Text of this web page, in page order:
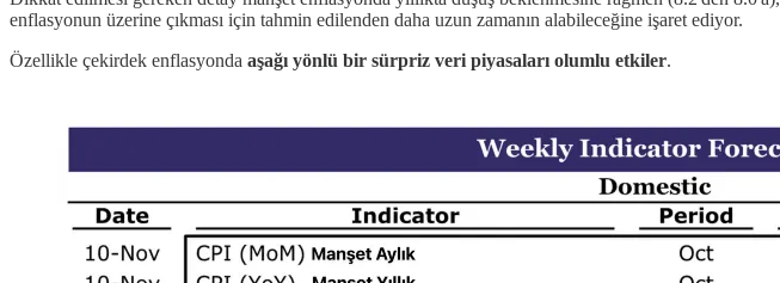
enflasyonun üzerine çıkması için tahmin edilenden daha uzun zamanın alabileceğine işaret ediyor.
Özellikle çekirdek enflasyonda aşağı yönlü bir sürpriz veri piyasaları olumlu etkiler.